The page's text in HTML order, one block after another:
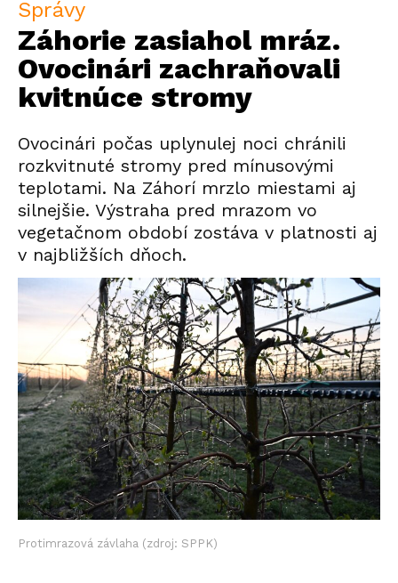
Správy
Záhorie zasiahol mráz.
Ovocinári zachraňovali
kvitnúce stromy
Ovocinári počas uplynulej noci chránili
rozkvitnuté stromy pred mínusovými
teplotami. Na Záhorí mrzlo miestami aj
silnejšie. Výstraha pred mrazom vo
vegetačnom období zostáva v platnosti aj
v najbližších dňoch.
Protimrazová závlaha (zdroj: SPPK)